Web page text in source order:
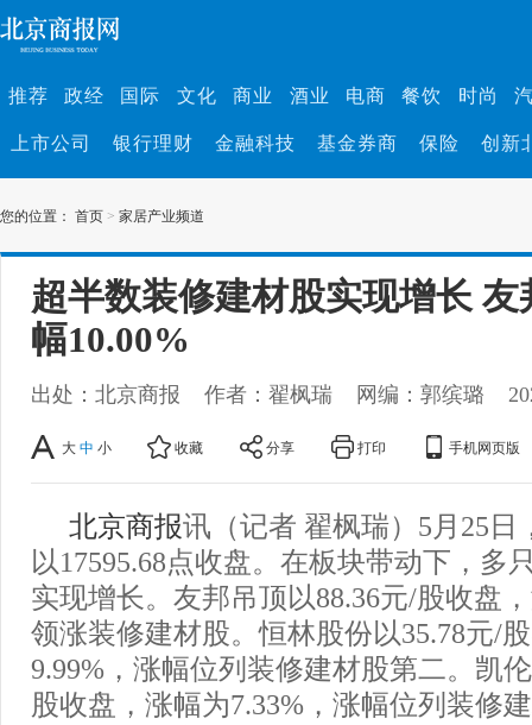
推荐 政经 国际 文化 商业 酒业 电商 餐饮 时尚
上市公司 银行理财 金融科技 基金券商 保险 创新
您的位置： 首页 > 家居产业频道
超半数装修建材股实现增长 友
幅10.00%
出处：北京商报 作者：翟枫瑞 网编：郭缤璐
大 中 小 收藏 分享 打印 手机网页版
北京商报讯（记者 翟枫瑞）5月25日
以17595.68点收盘。在板块带动下，多
实现增长。友邦吊顶以88.36元/股收盘
领涨装修建材股。恒林股份以35.78元/
9.99%，涨幅位列装修建材股第二。凯
股收盘，涨幅为7.33%，涨幅位列装修